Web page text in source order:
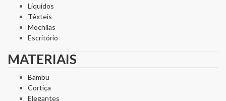
Líquidos
Têxteis
Mochilas
Escritório
MATERIAIS
Bambu
Cortiça
Elegantes